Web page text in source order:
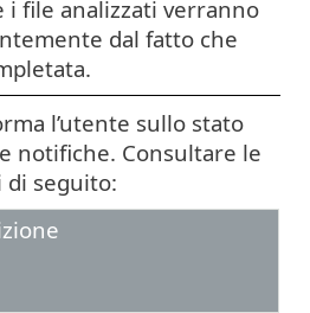
i file analizzati verranno
dal fatto che
l’utente sullo stato
notifiche. Consultare le
seguito: